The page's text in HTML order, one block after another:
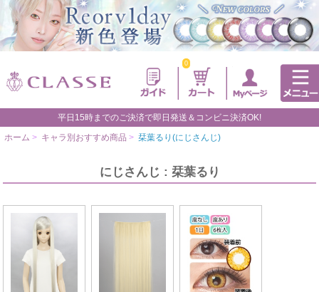
0
平日15時までのご決済で即日発送＆コンビニ決済OK!
ホーム > キャラ別おすすめ商品 > 栞葉るり(にじさんじ)
にじさんじ : 栞葉るり